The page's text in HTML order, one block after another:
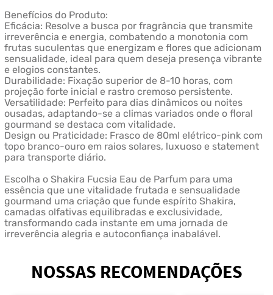
Benefícios do Produto:
Eficácia: Resolve a busca por fragrância que transmite
irreverência e energia, combatendo a monotonia com
frutas suculentas que energizam e flores que adicionam
sensualidade, ideal para quem deseja presença vibrante
e elogios constantes.
Durabilidade: Fixação superior de 8-10 horas, com
projeção forte inicial e rastro cremoso persistente.
Versatilidade: Perfeito para dias dinâmicos ou noites
ousadas, adaptando-se a climas variados onde o floral
gourmand se destaca com vitalidade.
Design ou Praticidade: Frasco de 80ml elétrico-pink com
topo branco-ouro em raios solares, luxuoso e statement
para transporte diário.
Escolha o Shakira Fucsia Eau de Parfum para uma
essência que une vitalidade frutada e sensualidade
gourmand uma criação que funde espírito Shakira,
camadas olfativas equilibradas e exclusividade,
transformando cada instante em uma jornada de
irreverência alegria e autoconfiança inabalável.
NOSSAS RECOMENDAÇÕES